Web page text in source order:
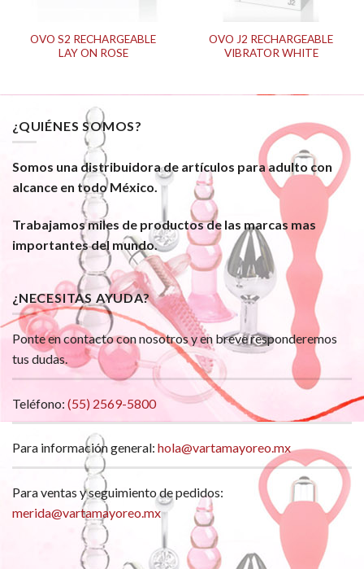
OVO S2 RECHARGEABLE
LAY ON ROSE
OVO J2 RECHARGEABLE
VIBRATOR WHITE
¿QUIÉNES SOMOS?
Somos una distribuidora de artículos para adulto con
alcance en todo México.
Trabajamos miles de productos de las marcas mas
importantes del mundo.
¿NECESITAS AYUDA?
Ponte en contacto con nosotros y en breve responderemos
tus dudas.
Teléfono: (55) 2569-5800
Para información general: hola@vartamayoreo.mx
Para ventas y seguimiento de pedidos:
merida@vartamayoreo.mx